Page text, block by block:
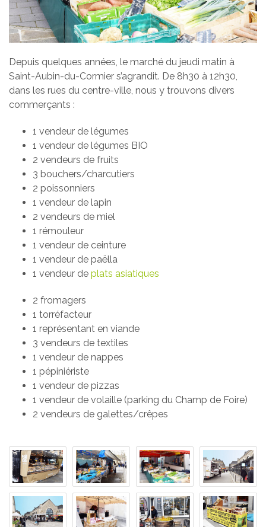
Depuis quelques années, le marché du jeudi matin à
Saint-Aubin-du-Cormier s’agrandit. De 8h30 à 12h30,
dans les rues du centre-ville, nous y trouvons divers
commerçants :
1 vendeur de légumes
1 vendeur de légumes BIO
2 vendeurs de fruits
3 bouchers/charcutiers
2 poissonniers
1 vendeur de lapin
2 vendeurs de miel
1 rémouleur
1 vendeur de ceinture
1 vendeur de paëlla
1 vendeur de plats asiatiques
2 fromagers
1 torréfacteur
1 représentant en viande
3 vendeurs de textiles
1 vendeur de nappes
1 pépiniériste
1 vendeur de pizzas
1 vendeur de volaille (parking du Champ de Foire)
2 vendeurs de galettes/crêpes